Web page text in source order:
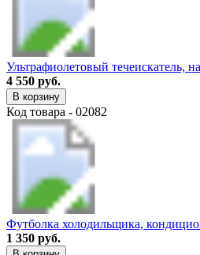
Ультрафиолетовый течеискатель,
4 550 руб.
В корзину
Код товара - 02082
Футболка холодильщика,
1 350 руб.